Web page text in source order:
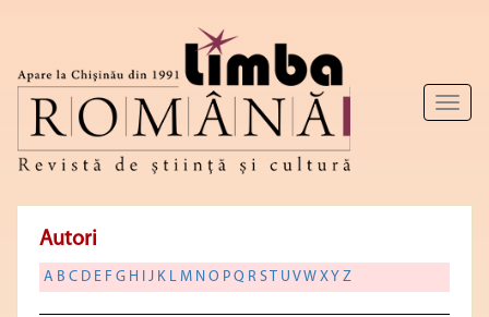
Toggle
Autori
A B C D E F G H I J K L M N O P Q R S T U VW X Y Z